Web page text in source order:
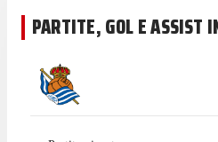
PARTITE, GOL E ASSIST